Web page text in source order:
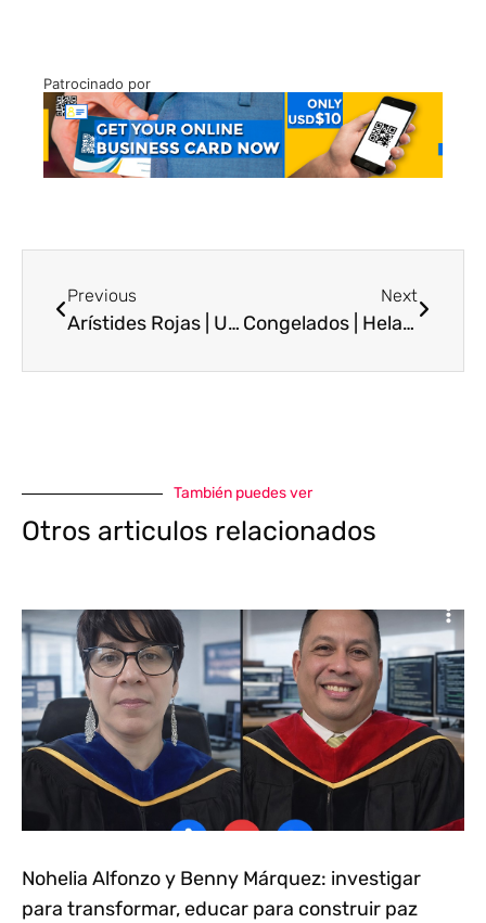
Patrocinado por
Previous
Arístides Rojas | Un multifacético de alto calibre
Next
Congelados | Helados y videojuegos en un mismo lugar
También puedes ver
Otros articulos relacionados
Nohelia Alfonzo y Benny Márquez: investigar
para transformar, educar para construir paz